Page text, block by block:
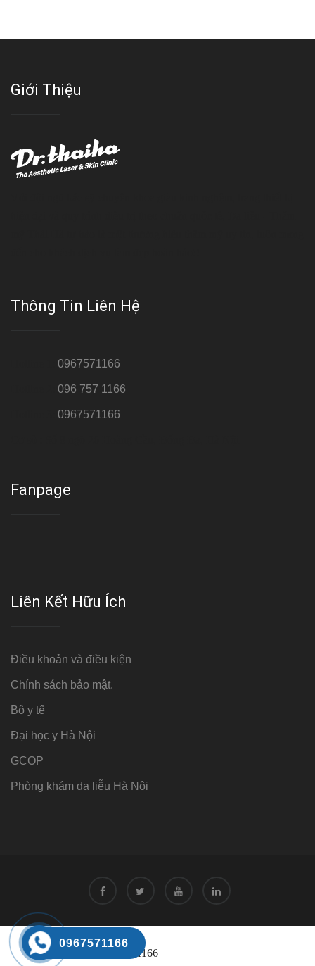
Giới Thiệu
Thông Tin Liên Hệ
0967571166
096 757 1166
0967571166
Fanpage
Liên Kết Hữu Ích
Điều khoản và điều kiện
Chính sách bảo mật.
Bộ y tế
Đại học y Hà Nội
GCOP
Phòng khám da liễu Hà Nội
0967571166
Tư vấn
Tư vấn trực tuyến 24/7
0968221166